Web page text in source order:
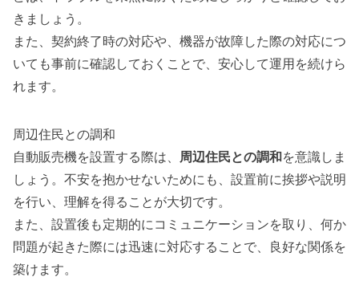
きましょう。
また、契約終了時の対応や、機器が故障した際の対応につ
いても事前に確認しておくことで、安心して運用を続けら
れます。
周辺住民との調和
自動販売機を設置する際は、 周辺住民との調和を意識しま
しょう。不安を抱かせないためにも、設置前に挨拶や説明
を行い、理解を得ることが大切です。
また、設置後も定期的にコミュニケーションを取り、何か
問題が起きた際には迅速に対応することで、良好な関係を
築けます。